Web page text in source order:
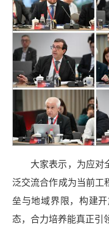
大家表示，为应对
泛交流合作成为当前工
垒与地域界限，构建
态，合力培养能真正引